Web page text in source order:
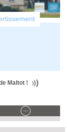
Maltot !